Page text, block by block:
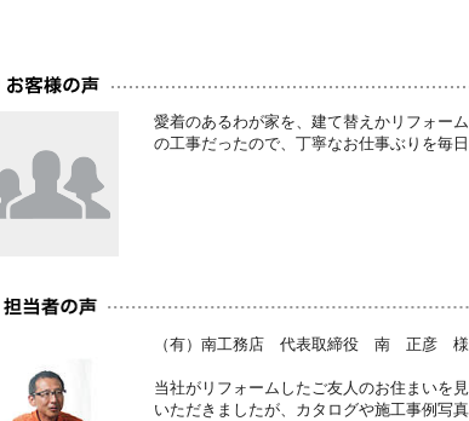
愛着のあるわが家を、建て替えかリフォー
の工事だったので、丁寧なお仕事ぶりを毎
（有）南工務店 代表取締役 南 正彦 様
当社がリフォームしたご友人のお住まいを
いただきましたが、カタログや施工事例写